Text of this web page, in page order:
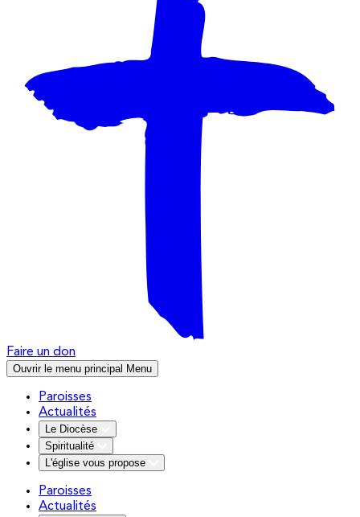
Faire un don
Ouvrir le menu principal Menu
Paroisses
Actualités
Le Diocèse
Spiritualité
L'église vous propose
Paroisses
Actualités